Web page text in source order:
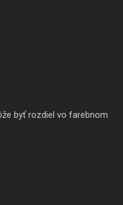
byť rozdiel vo farebnom